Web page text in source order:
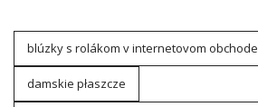
blúzky s rolákom v internetovom obchode
damskie płaszcze